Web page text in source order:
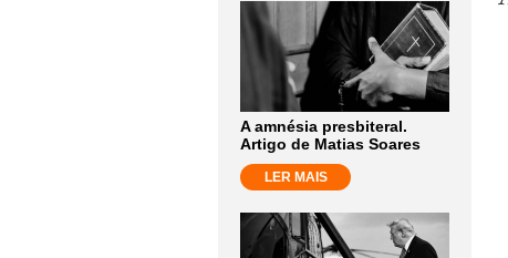
A amnésia presbiteral.
Artigo de Matias Soares
LER MAIS